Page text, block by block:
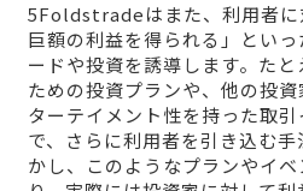
5Foldstradeはまた、利用者に
巨額の利益を得られる」とい
ードや投資を誘導します。た
ための投資プランや、他の投
ターテイメント性を持った取
で、さらに利用者を引き込む
かし、このようなプランやイ